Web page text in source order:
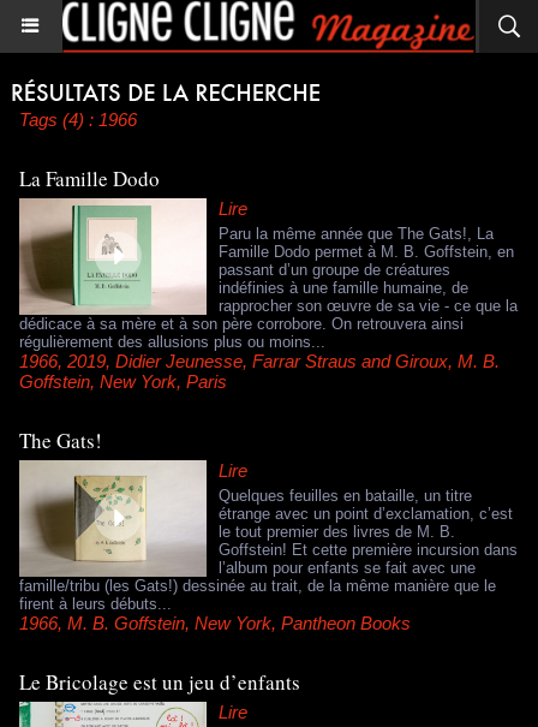
Tags (4) : 1966
La Famille Dodo
Lire
Paru la même année que The Gats!, La
Famille Dodo permet à M. B. Goffstein, en
passant d’un groupe de créatures
indéfinies à une famille humaine, de
rapprocher son œuvre de sa vie - ce que la
dédicace à sa mère et à son père corrobore. On retrouvera ainsi
régulièrement des allusions plus ou moins...
1966, 2019, Didier Jeunesse, Farrar Straus and Giroux, M. B.
Goffstein, New York, Paris
The Gats!
Lire
Quelques feuilles en bataille, un titre
étrange avec un point d’exclamation, c’est
le tout premier des livres de M. B.
Goffstein! Et cette première incursion dans
l’album pour enfants se fait avec une
famille/tribu (les Gats!) dessinée au trait, de la même manière que le
firent à leurs débuts...
1966, M. B. Goffstein, New York, Pantheon Books
Le Bricolage est un jeu d’enfants
Lire